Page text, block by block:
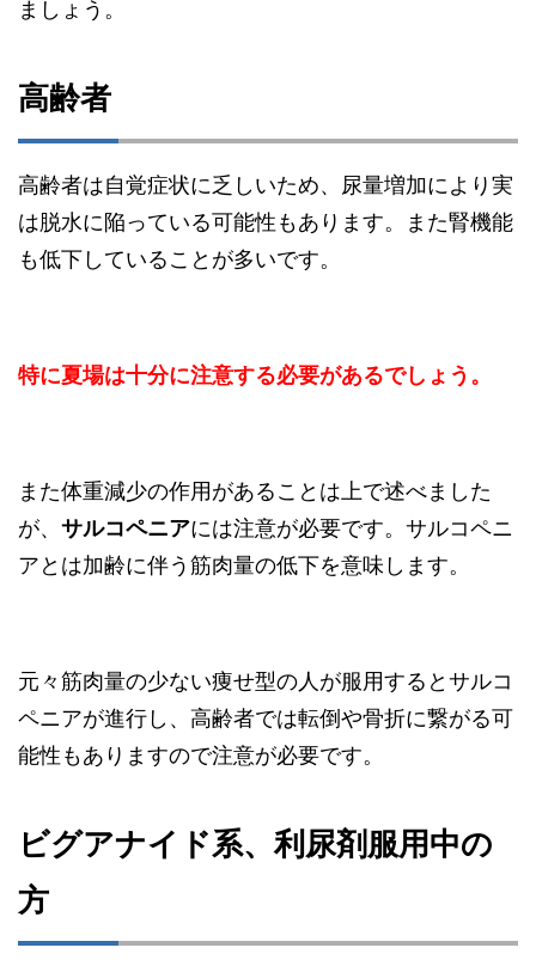
ましょう。
高齢者
高齢者は自覚症状に乏しいため、尿量増加により実
は脱水に陥っている可能性もあります。また腎機能
も低下していることが多いです。
特に夏場は十分に注意する必要があるでしょう。
また体重減少の作用があることは上で述べました
が、 サルコペニアには注意が必要です。サルコペニ
アとは加齢に伴う筋肉量の低下を意味します。
元々筋肉量の少ない痩せ型の人が服用するとサルコ
ペニアが進行し、高齢者では転倒や骨折に繋がる可
能性もありますので注意が必要です。
ビグアナイド系、利尿剤服用中の
方